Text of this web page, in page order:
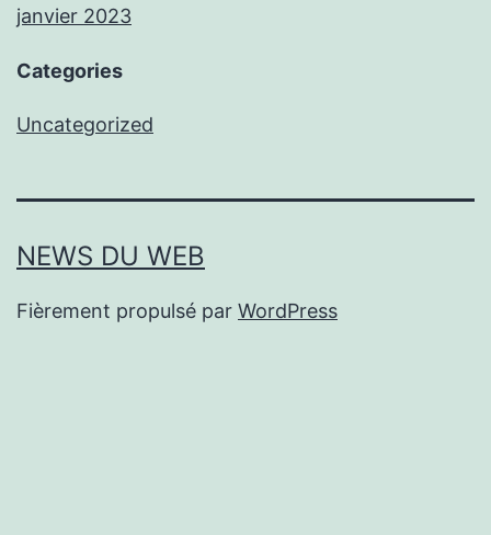
janvier 2023
Categories
Uncategorized
NEWS DU WEB
Fièrement propulsé par WordPress